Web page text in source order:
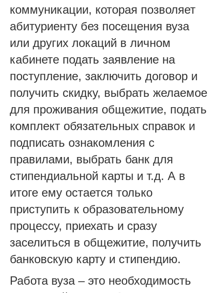
коммуникации, которая позволяет
абитуриенту без посещения вуза
или других локаций в личном
кабинете подать заявление на
поступление, заключить договор и
получить скидку, выбрать желаемое
для проживания общежитие, подать
комплект обязательных справок и
подписать ознакомления с
правилами, выбрать банк для
стипендиальной карты и т.д. А в
итоге ему остается только
приступить к образовательному
процессу, приехать и сразу
заселиться в общежитие, получить
банковскую карту и стипендию.
Работа вуза – это необходимость